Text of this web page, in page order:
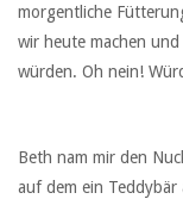
morgentliche
wir heute machen
würden. Oh nein!
Beth nam mir den
auf dem ein